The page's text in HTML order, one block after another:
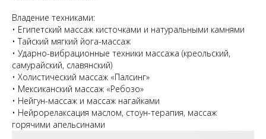
Владение техниками:
• Египетский массаж кисточками и натуральными камнями
• Тайский мягкий йога-массаж
• Ударно-вибрационные техники массажа (креольский,
самурайский, славянский)
• Холистический массаж «Палсинг»
• Мексиканский массаж «Ребозо»
• Нейгун-массаж и массаж нагайками
• Нейрорелаксация маслом, стоун-терапия, массаж
горячими апельсинами